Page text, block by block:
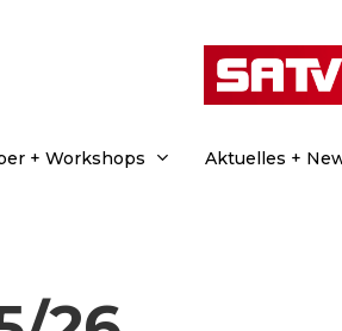
+ Workshops Aktuelles +